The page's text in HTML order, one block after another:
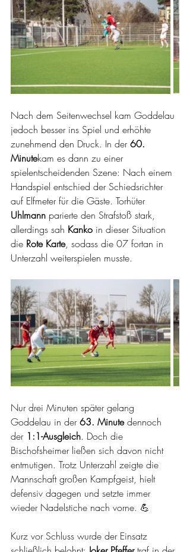
Nach dem Seitenwechsel kam Goddelau
jedoch besser ins Spiel und erhöhte
zunehmend den Druck. In der 60.
Minutekam es dann zu einer
spielentscheidenden Szene: Nach einem
Handspiel entschied der Schiedsrichter
auf Elfmeter für die Gäste. Torhüter
Uhlmann parierte den Strafstoß stark,
allerdings sah Kanko in dieser Situation
die Rote Karte, sodass die 07 fortan in
Unterzahl weiterspielen musste.
Nur drei Minuten später gelang
Goddelau in der 63. Minute dennoch
der 1:1-Ausgleich. Doch die
Bischofsheimer ließen sich davon nicht
entmutigen. Trotz Unterzahl zeigte die
Mannschaft großen Kampfgeist, hielt
defensiv dagegen und setzte immer
wieder Nadelstiche nach vorne. 💪
Kurz vor Schluss wurde der Einsatz